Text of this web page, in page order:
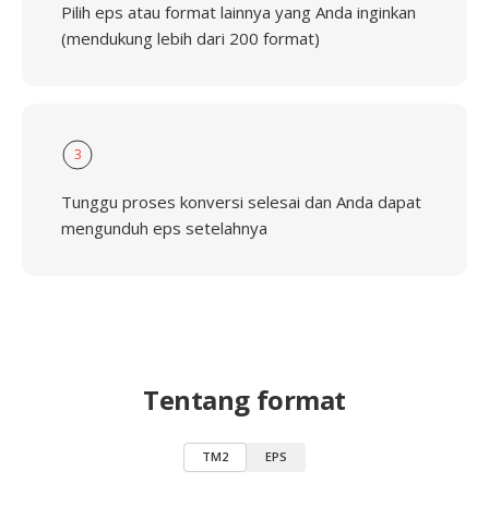
Pilih eps atau format lainnya yang Anda inginkan
(mendukung lebih dari 200 format)
3
Tunggu proses konversi selesai dan Anda dapat
mengunduh eps setelahnya
Tentang format
TM2 EPS